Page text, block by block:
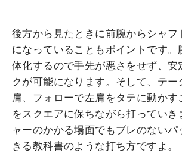
後方から見たときに前腕からシャフ
になっていることもポイントです。
体化するので手先が悪さをせず、安
クが可能になります。そして、テー
肩、フォローで左肩をタテに動かす
をスクエアに保ちながら打っていき
ャーのかかる場面でもブレのないパ
きる教科書のような打ち方ですよ。